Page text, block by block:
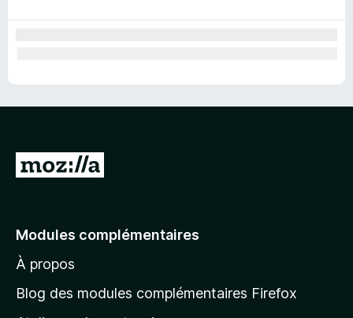
A
e
à
l
Modules complémentaires
À propos
Blog des modules complémentaires Firefox